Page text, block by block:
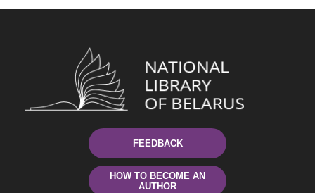
FEEDBACK
HOW TO BECOME AN
AUTHOR